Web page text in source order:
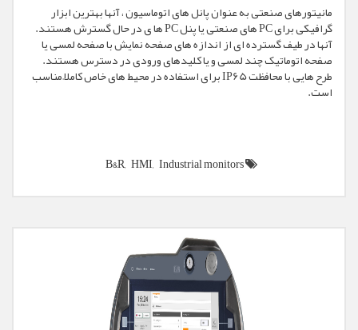
مانیتورهای صنعتی به عنوان پانل های اتوماسیون ، آنها بهترین ابزار
گرافیکی برای PC های صنعتی یا پنل PC ها ی در حال گسترش هستند.
آنها در طیف گسترده ای از اندازه های صفحه نمایش با صفحه لمسی یا
صفحه اتوماتیک چند لمسی و یا کلیدهای ورودی در دسترس هستند.
طرح هایی با محافظت IP65 برای استفاده در محیط های خاص کاملاً مناسب
است.
B&R, HMI, Industrial monitors